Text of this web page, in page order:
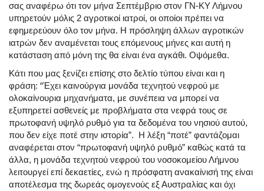
σας αναφέρω ότι τον μήνα Σεπτέμβριο στον ΓΝ-ΚΥ Λήμνου
υπηρετούν μόλις 2 αγροτικοί ιατροί, οι οποίοι πρέπει να
εφημερεύουν όλο τον μήνα. Η πρόσληψη άλλων αγροτικών
ιατρών δεν αναμένεται τους επόμενους μήνες και αυτή η
κατάσταση από μόνη της θα είναι ένα αγκάθι. Οψόμεθα.
Κάτι που μας ξενίζει επίσης στο δελτίο τύπου είναι και η
φράση: “Έχει καινούργια μονάδα τεχνητού νεφρού με
ολοκαίνουρια μηχανήματα, με συνέπεια να μπορεί να
εξυπηρετεί ασθενείς με προβλήματα στα νεφρά τους σε
πρωτοφανή υψηλό ρυθμό για τα δεδομένα του νησιού αυτού,
που δεν είχε ποτέ στην ιστορία”. Η λέξη “ποτέ” φαντάζομαι
αναφέρεται στον “πρωτοφανή υψηλό ρυθμό” καθώς κατά τα
άλλα, η μονάδα τεχνητού νεφρού του νοσοκομείου Λήμνου
λειτουργεί επί δεκαετίες, ενώ η πρόσφατη ανακαίνισή της είναι
αποτέλεσμα της δωρεάς ομογενούς εξ Αυστραλίας και όχι